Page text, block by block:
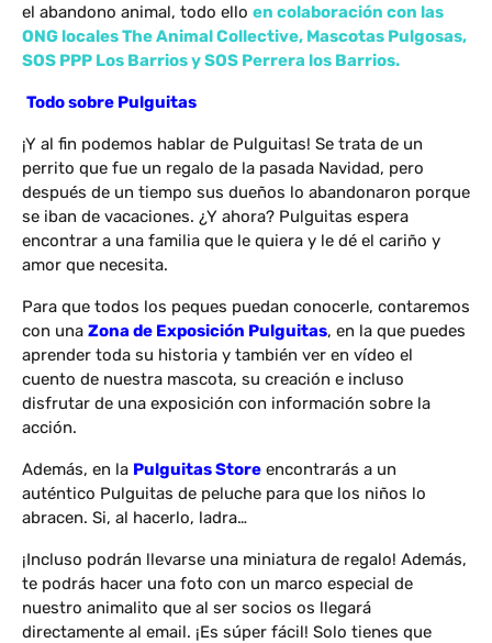
el abandono animal, todo ello en colaboración con las
ONG locales The Animal Collective, Mascotas Pulgosas,
SOS PPP Los Barrios y SOS Perrera los Barrios.
Todo sobre Pulguitas
¡Y al fin podemos hablar de Pulguitas! Se trata de un
perrito que fue un regalo de la pasada Navidad, pero
después de un tiempo sus dueños lo abandonaron porque
se iban de vacaciones. ¿Y ahora? Pulguitas espera
encontrar a una familia que le quiera y le dé el cariño y
amor que necesita.
Para que todos los peques puedan conocerle, contaremos
con una Zona de Exposición Pulguitas, en la que puedes
aprender toda su historia y también ver en vídeo el
cuento de nuestra mascota, su creación e incluso
disfrutar de una exposición con información sobre la
acción.
Además, en la Pulguitas Store encontrarás a un
auténtico Pulguitas de peluche para que los niños lo
abracen. Si, al hacerlo, ladra…
¡Incluso podrán llevarse una miniatura de regalo! Además,
te podrás hacer una foto con un marco especial de
nuestro animalito que al ser socios os llegará
directamente al email. ¡Es súper fácil! Solo tienes que